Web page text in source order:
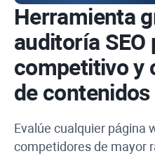
Herramienta
auditoría SEO
competitivo y
de contenidos
Evalúe cualquier página
competidores de mayor